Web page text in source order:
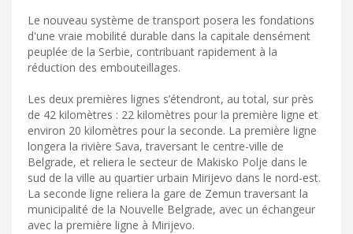
Le nouveau système de transport posera les fondations
d'une vraie mobilité durable dans la capitale densément
peuplée de la Serbie, contribuant rapidement à la
réduction des embouteillages.
Les deux premières lignes s’étendront, au total, sur près
de 42 kilomètres : 22 kilomètres pour la première ligne et
environ 20 kilomètres pour la seconde. La première ligne
longera la rivière Sava, traversant le centre-ville de
Belgrade, et reliera le secteur de Makisko Polje dans le
sud de la ville au quartier urbain Mirijevo dans le nord-est.
La seconde ligne reliera la gare de Zemun traversant la
municipalité de la Nouvelle Belgrade, avec un échangeur
avec la première ligne à Mirijevo.